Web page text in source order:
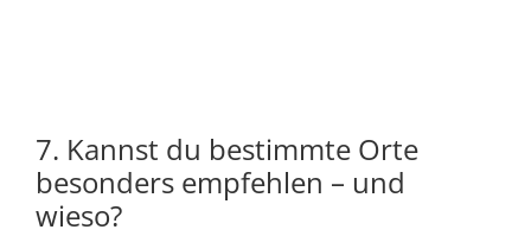
7. Kannst du bestimmte Orte
besonders empfehlen – und
wieso?